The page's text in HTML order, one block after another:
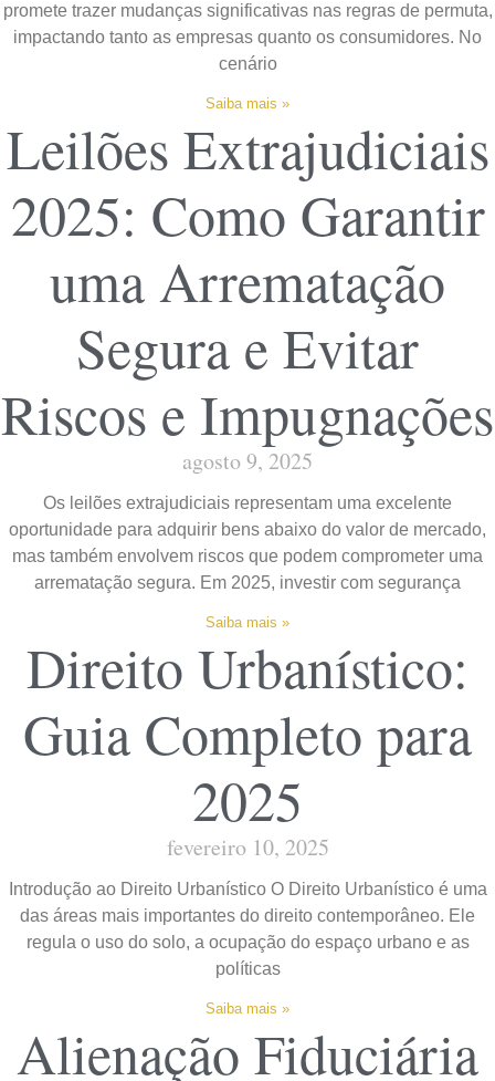
promete trazer mudanças significativas nas regras de permuta,
impactando tanto as empresas quanto os consumidores. No
cenário
Saiba mais »
Leilões Extrajudiciais
2025: Como Garantir
uma Arrematação
Segura e Evitar
Riscos e Impugnações
agosto 9, 2025
Os leilões extrajudiciais representam uma excelente
oportunidade para adquirir bens abaixo do valor de mercado,
mas também envolvem riscos que podem comprometer uma
arrematação segura. Em 2025, investir com segurança
Saiba mais »
Direito Urbanístico:
Guia Completo para
2025
fevereiro 10, 2025
Introdução ao Direito Urbanístico O Direito Urbanístico é uma
das áreas mais importantes do direito contemporâneo. Ele
regula o uso do solo, a ocupação do espaço urbano e as
políticas
Saiba mais »
Alienação Fiduciária